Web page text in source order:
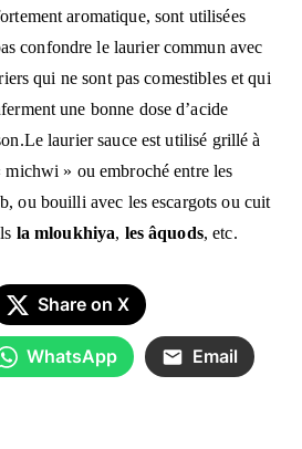
aromatique, sont utilisées
confondre le laurier commun avec
qui ne sont pas comestibles et qui
une bonne dose d’acide
Le laurier sauce est utilisé grillé à
michwi » ou embroché entre les
ou bouilli avec les escargots ou cuit
la mloukhiya, les âquods, etc.
Share on X
WhatsApp Email